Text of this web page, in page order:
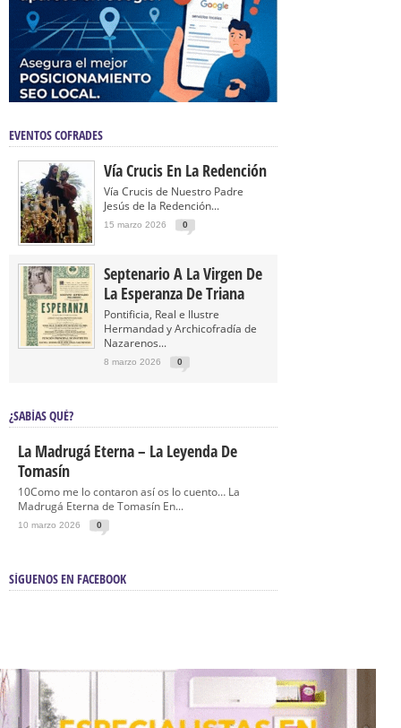
EVENTOS COFRADES
Vía Crucis En La Redención
Vía Crucis de Nuestro Padre
Jesús de la Redención...
15 marzo 2026 0
Septenario A La Virgen De
La Esperanza De Triana
Pontificia, Real e Ilustre
Hermandad y Archicofradía de
Nazarenos...
8 marzo 2026 0
¿SABÍAS QUÉ?
La Madrugá Eterna – La Leyenda De
Tomasín
10Como me lo contaron así os lo cuento… La
Madrugá Eterna de Tomasín En...
10 marzo 2026 0
SÍGUENOS EN FACEBOOK